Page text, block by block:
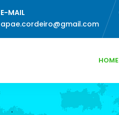
E-MAIL
apae.cordeiro@gmail.com
HOME